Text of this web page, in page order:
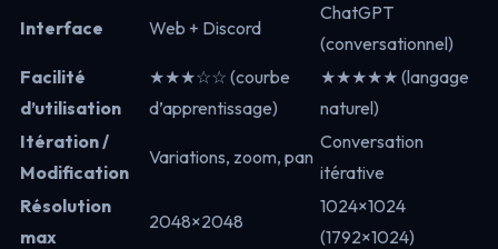
Interface Web + Discord
ChatGPT
(conversationnel)
Facilité
d’utilisation
★★★☆☆ (courbe
d’apprentissage)
★★★★★ (langage
naturel)
Itération /
Modification
Variations, zoom, pan
Conversation
itérative
Résolution
max
2048×2048
1024×1024
(1792×1024)